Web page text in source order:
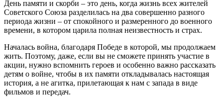
День памяти и скорби – это день, когда жизнь всех жителей
Советского Союза разделилась на два совершенно разного
периода жизни – от спокойного и размеренного до военного
времени, в котором царила полная неизвестность и страх.
Началась война, благодаря Победе в которой, мы продолжаем
жить. Поэтому, даже, если вы не сможете принять участие в
акции, нужно вспомнить героев и особенно важно рассказать
детям о войне, чтобы в их памяти откладывалась настоящая
история, а не агитка, прилетающая к нам с запада в виде
фильмов и передач.